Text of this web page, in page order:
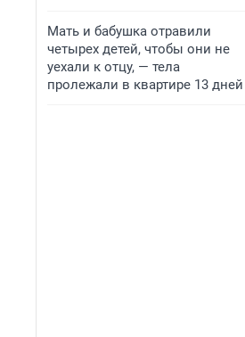
Мать и бабушка отравили
четырех детей, чтобы они не
уехали к отцу, — тела
пролежали в квартире 13 дней